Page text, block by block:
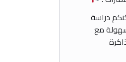
دراسة
مع